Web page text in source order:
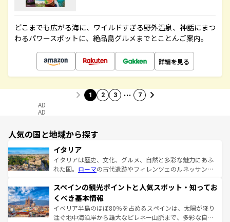
どこまでも広がる海に、ワイルドすぎる野外温泉、神話にまつ
わるパワースポットに、絶品島グルメまでとことんご案内。
詳細を見る
1 2 3 … 7
AD
AD
人気の国と地域から探す
イタリア
イタリアは歴史、文化、グルメ、自然と多彩な魅力にあふ
れた国。 ローマの古代遺跡やフィレンツェのルネッサンス
ろん、トスカーナの美しい田園風景やアマルフィ海岸の絶
景など、自然景観も見逃せない。観光の合間には、本場の
ピザやパスタなど、絶品のイタリア料理を堪能することも
できる。朝目覚めてから夜眠るまで、すべての瞬間を楽し
スペインの観光ポイントと人気スポット・知ってお
くべき基本情報
イベリア半島のほぼ80％を占めるスペインは、太陽が降り
注ぐ地中海沿岸から雄大なピレネー山脈まで、多彩な自然